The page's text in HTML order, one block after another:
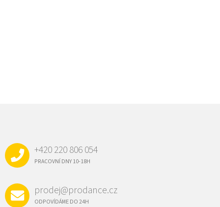
+420 220 806 054
PRACOVNÍ DNY 10-18H
prodej@prodance.cz
ODPOVÍDÁME DO 24H